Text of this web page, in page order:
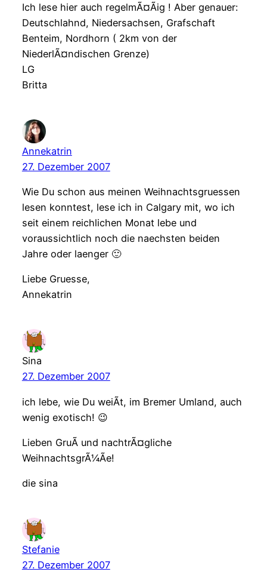
Ich lese hier auch regelmÃ¤Ãig ! Aber genauer:
Deutschlahnd, Niedersachsen, Grafschaft
Benteim, Nordhorn ( 2km von der
NiederlÃ¤ndischen Grenze)
LG
Britta
Annekatrin
27. Dezember 2007
Wie Du schon aus meinen Weihnachtsgruessen
lesen konntest, lese ich in Calgary mit, wo ich
seit einem reichlichen Monat lebe und
voraussichtlich noch die naechsten beiden
Jahre oder laenger 🙂
Liebe Gruesse,
Annekatrin
Sina
27. Dezember 2007
ich lebe, wie Du weiÃt, im Bremer Umland, auch
wenig exotisch! 😉
Lieben GruÃ und nachtrÃ¤gliche
WeihnachtsgrÃ¼Ãe!
die sina
Stefanie
27. Dezember 2007